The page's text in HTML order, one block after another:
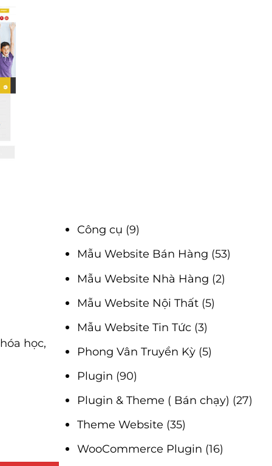
học,
Công cụ (9)
Mẫu Website Bán Hàng (53)
Mẫu Website Nhà Hàng (2)
Mẫu Website Nội Thất (5)
Mẫu Website Tin Tức (3)
Phong Vân Truyền Kỳ (5)
Plugin (90)
Plugin & Theme ( Bán chạy) (27)
Theme Website (35)
WooCommerce Plugin (16)